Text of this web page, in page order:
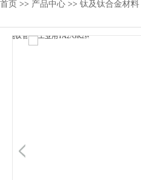
首页 >> 产品中心 >> 钛及钛合金材料